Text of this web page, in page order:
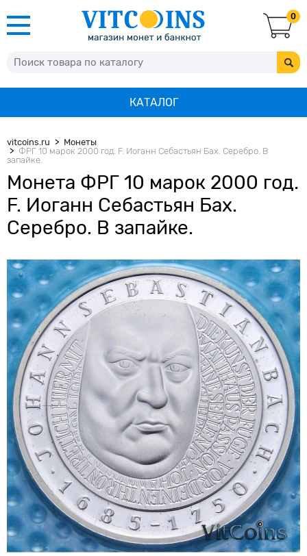
0
КАТАЛОГ
vitcoins.ru
Монеты
ФРГ 10 марок 2000 год. F. Иоганн Себастьян Бах. Серебро. В
запайке.
Монета ФРГ 10 марок 2000 год.
F. Иоганн Себастьян Бах.
Серебро. В запайке.